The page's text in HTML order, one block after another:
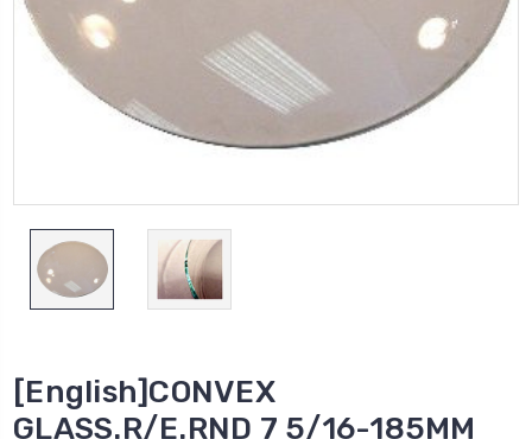
[English]CONVEX
GLASS.R/E.RND 7 5/16-185MM